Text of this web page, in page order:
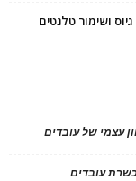
עובדים